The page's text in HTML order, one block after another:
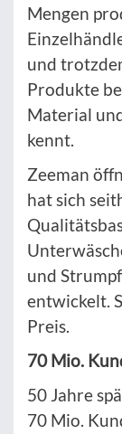
Mengen
und
Produkte
Material
kennt.
Zeeman
hat sich
und
entwickelt.
Preis.
70 Mio.
50 Jahre
70 Mio.